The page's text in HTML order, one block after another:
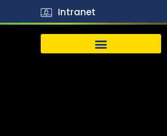
Intranet